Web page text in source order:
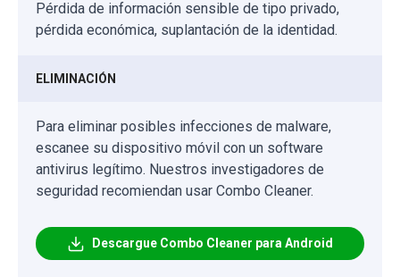
Pérdida de información sensible de tipo privado,
pérdida económica, suplantación de la identidad.
ELIMINACIÓN
Para eliminar posibles infecciones de malware,
escanee su dispositivo móvil con un software
antivirus legítimo. Nuestros investigadores de
seguridad recomiendan usar Combo Cleaner.
Descargue Combo Cleaner para Android